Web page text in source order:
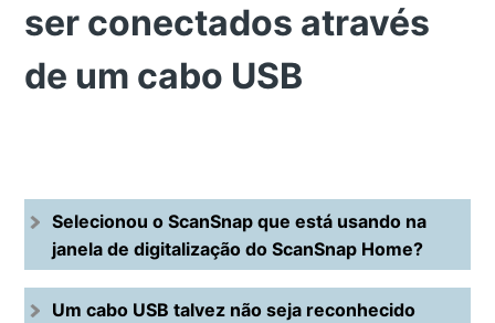
ser conectados através
de um cabo USB
Selecionou o ScanSnap que está usando na
janela de digitalização do ScanSnap Home?
Um cabo USB talvez não seja reconhecido